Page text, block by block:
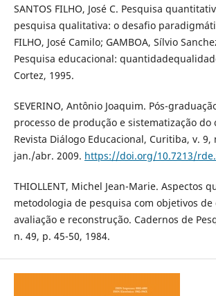
SANTOS FILHO, José C. Pesquisa
pesquisa qualitativa: o desafio
FILHO, José Camilo; GAMBOA, Sílvio
Pesquisa educacional:
Cortez, 1995.
SEVERINO, Antônio Joaquim. Pós-
processo de produção e sistematização do
Revista Diálogo Educacional, Curitiba, v. 9,
jan./abr. 2009. https://doi.org/10.7213/
THIOLLENT, Michel Jean-Marie. Aspectos
metodologia de pesquisa com objetivos de
avaliação e reconstrução. Cadernos de
n. 49, p. 45-50, 1984.